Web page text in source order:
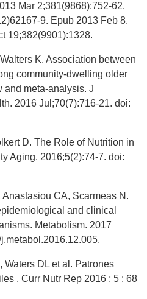
Mar 2;381(9868):752-62.
9. Epub 2013 Feb 8.
19;382(9901):1328.
K. Association between
community-dwelling older
and meta-analysis. J
2016 Jul;70(7):716-21. doi:
D. The Role of Nutrition in
Aging. 2016;5(2):74-7. doi:
CA, Scarmeas N.
and clinical
Metabolism. 2017
DL et al. Patrones
. Curr Nutr Rep 2016 ; 5 : 68